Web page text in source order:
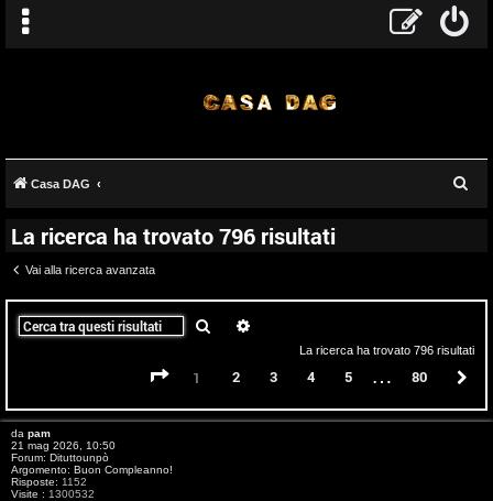
Casa DAG
La ricerca ha trovato 796 risultati
Vai alla ricerca avanzata
Cerca
La ricerca ha trovato 796 risultati
Pagina di
1 2 3 4 5 … 80
da pam
21 mag 2026, 10:50
Forum: Dituttounpò
Argomento: Buon Compleanno!
Risposte: 1152
Visite : 1300532